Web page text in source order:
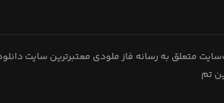
متعلق به رسانه فاز ملودی معتبرترین سایت
تم